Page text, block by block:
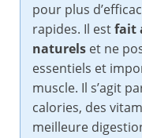
pour plus
rapides. Il estfait
naturels et ne
essentiels et
muscle. Il s’agit
calories, des
meilleure